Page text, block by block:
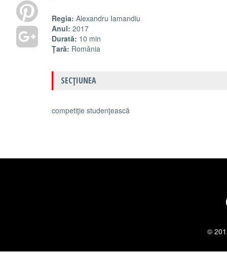
Regia: Alexandru Iamandiu
Anul: 2017
Durată: 10 min
Ţară: România
SECŢIUNEA
competiţie studenţească
©